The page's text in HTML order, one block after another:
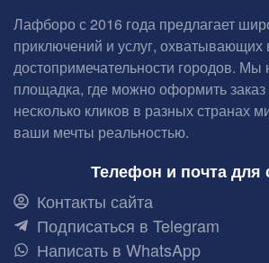
Лафборо с 2016 года предлагает
приключений и услуг, охватывающих
достопримечательности городов. Мы
площадка, где можно оформить заказ
несколько кликов в разных странах
ваши мечты реальностью.
Телефон и почта для
Контакты сайта
Подписаться в Telegram
Написать в WhatsApp